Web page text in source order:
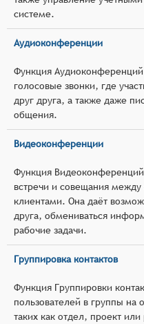
системе.
Аудиоконференции
Функция
голосовые звонки, где
друг друга, а также даже
общения.
Видеоконференции
Функция
встречи и совещания
клиентами. Она даёт
друга, обмениваться
рабочие задачи.
Группировка контактов
Функция Группировки
пользователей в группы на
таких как отдел, проект